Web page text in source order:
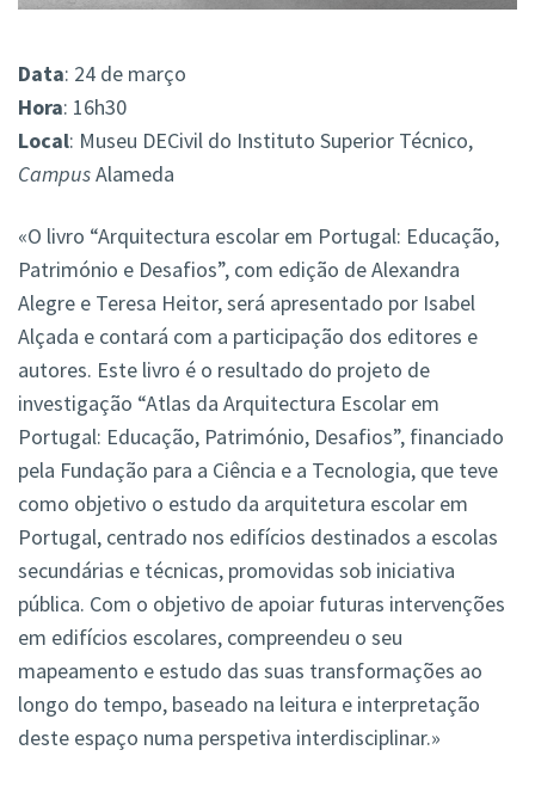
Data: 24 de março
Hora: 16h30
Local: Museu DECivil do Instituto Superior Técnico,
CampusAlameda
«O livro “Arquitectura escolar em Portugal: Educação,
Património e Desafios”, com edição de Alexandra
Alegre e Teresa Heitor, será apresentado por Isabel
Alçada e contará com a participação dos editores e
autores. Este livro é o resultado do projeto de
investigação “Atlas da Arquitectura Escolar em
Portugal: Educação, Património, Desafios”, financiado
pela Fundação para a Ciência e a Tecnologia, que teve
como objetivo o estudo da arquitetura escolar em
Portugal, centrado nos edifícios destinados a escolas
secundárias e técnicas, promovidas sob iniciativa
pública. Com o objetivo de apoiar futuras intervenções
em edifícios escolares, compreendeu o seu
mapeamento e estudo das suas transformações ao
longo do tempo, baseado na leitura e interpretação
deste espaço numa perspetiva interdisciplinar.»